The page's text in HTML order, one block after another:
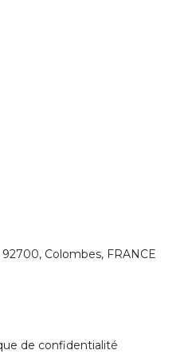
Colombes, FRANCE
de confidentialité